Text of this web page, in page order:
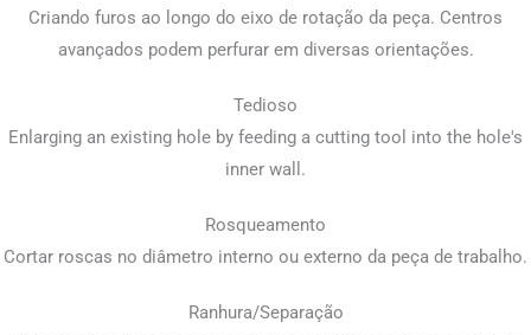
Criando furos ao longo do eixo de rotação da peça. Centros
avançados podem perfurar em diversas orientações.
Tedioso
Enlarging an existing hole by feeding a cutting tool into the hole's
inner wall .
Rosqueamento
Cortar roscas no diâmetro interno ou externo da peça de trabalho.
Ranhura/Separação